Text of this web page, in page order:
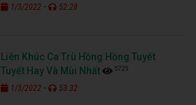
1/3/2022 - 52:28
Liên Khúc Ca Trù Hồng Hồng Tuyết
Tuyết Hay Và Mùi Nhất
5725
1/3/2022 - 53:32